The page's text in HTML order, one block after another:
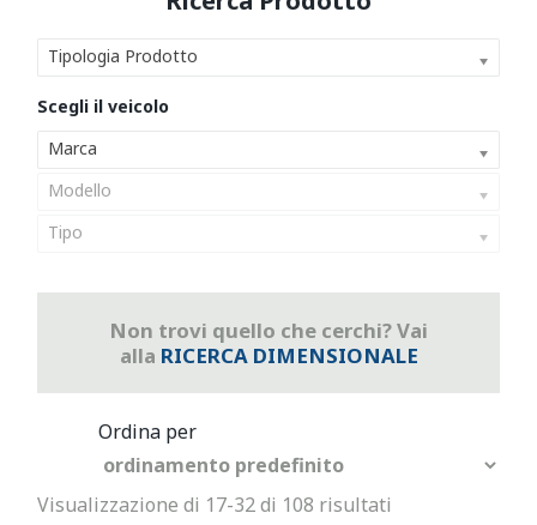
Tipologia Prodotto
Marca
Modello
Tipo
Non trovi quello che cerchi? Vai
alla RICERCA DIMENSIONALE
Visualizzazione di 17-32 di 108 risultati